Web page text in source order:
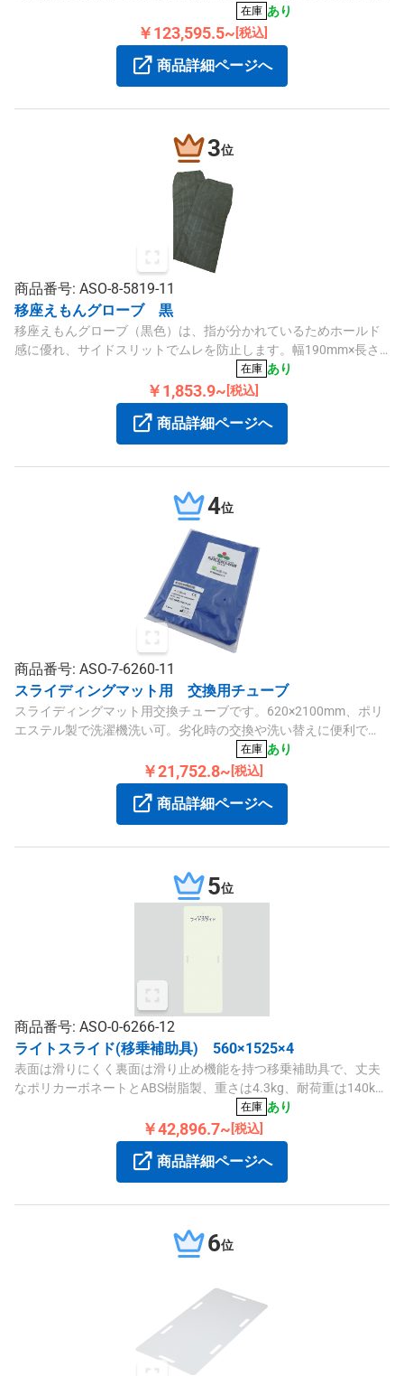
在庫 あり
￥123,595.5~ [税込]
商品詳細ページへ
3位
商品番号: ASO-8-5819-11
移座えもんグローブ 黒
移座えもんグローブ（黒色）は、指が分かれているためホールド
感に優れ、サイドスリットでムレを防止します。幅190mm×長さ
500mm、ナイロンタフタ素材のフリーサイズで、40℃以下の弱水
在庫 あり
￥1,853.9~ [税込]
商品詳細ページへ
4位
商品番号: ASO-7-6260-11
スライディングマット用 交換用チューブ
スライディングマット用交換チューブです。620×2100mm、ポリ
エステル製で洗濯機洗い可。劣化時の交換や洗い替えに便利で
在庫 あり
￥21,752.8~[税込]
商品詳細ページへ
5位
商品番号: ASO-0-6266-12
ライトスライド(移乗補助具) 560×1525×4
表面は滑りにくく裏面は滑り止め機能を持つ移乗補助具で、丈夫
なポリカーボネートとABS樹脂製、重さは4.3kg、耐荷重は140kg
在庫 あり
￥42,896.7~[税込]
商品詳細ページへ
6位